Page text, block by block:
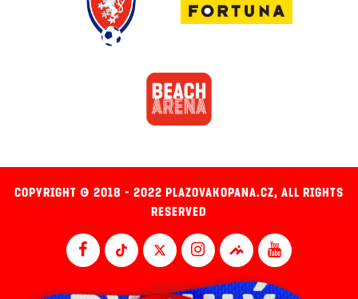
COPYRIGHT © 2018 - 2022 PLAZOVAKOPANA.CZ, ALL RIGHTS
RESERVED